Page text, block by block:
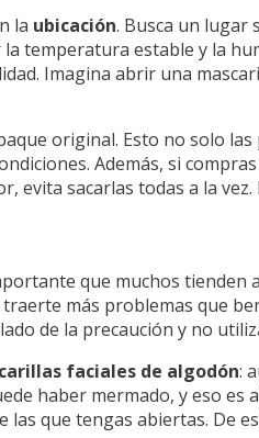
la ubicación. Busca un lugar
estable y la
Imagina abrir una
original. Esto no solo
Además, si compras
evita sacarlas todas a la vez.
que muchos tienden
más problemas que
de la precaución y no
faciales de algodón:
haber mermado, y eso
las que tengas abiertas. De